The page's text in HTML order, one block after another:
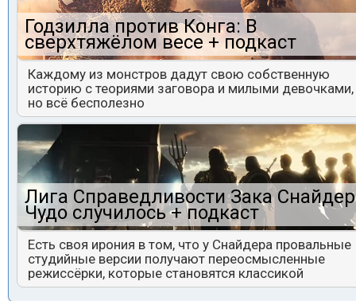
Годзилла против Конга: В
сверхтяжёлом весе + подкаст
Каждому из монстров дадут свою собственную
историю с теориями заговора и милыми девочками,
но всё бесполезно
Лига Справедливости Зака
Чудо случилось + подкаст
Есть своя ирония в том, что у Снайдера провальные
студийные версии получают переосмысленные
режиссёрки, которые становятся классикой